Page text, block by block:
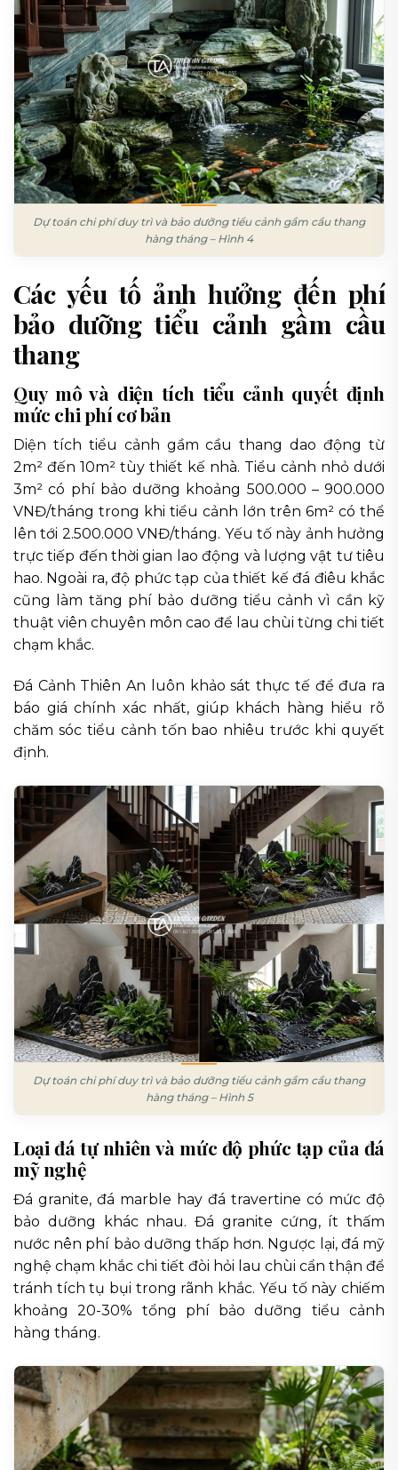
Dự toán chi phí duy trì và bảo dưỡng tiểu cảnh gầm cầu thang
hàng tháng – Hình 4
Các yếu tố ảnh hưởng đến phí
bảo dưỡng tiểu cảnh gầm cầu
thang
Quy mô và diện tích tiểu cảnh quyết định
mức chi phí cơ bản
Diện tích tiểu cảnh gầm cầu thang dao động từ
2m² đến 10m² tùy thiết kế nhà. Tiểu cảnh nhỏ dưới
3m² có phí bảo dưỡng khoảng 500.000 – 900.000
VNĐ/tháng trong khi tiểu cảnh lớn trên 6m² có thể
lên tới 2.500.000 VNĐ/tháng. Yếu tố này ảnh hưởng
trực tiếp đến thời gian lao động và lượng vật tư tiêu
hao. Ngoài ra, độ phức tạp của thiết kế đá điêu khắc
cũng làm tăng phí bảo dưỡng tiểu cảnh vì cần kỹ
thuật viên chuyên môn cao để lau chùi từng chi tiết
chạm khắc.
Đá Cảnh Thiên An luôn khảo sát thực tế để đưa ra
báo giá chính xác nhất, giúp khách hàng hiểu rõ
chăm sóc tiểu cảnh tốn bao nhiêu trước khi quyết
định.
Dự toán chi phí duy trì và bảo dưỡng tiểu cảnh gầm cầu thang
hàng tháng – Hình 5
Loại đá tự nhiên và mức độ phức tạp của đá
mỹ nghệ
Đá granite, đá marble hay đá travertine có mức độ
bảo dưỡng khác nhau. Đá granite cứng, ít thấm
nước nên phí bảo dưỡng thấp hơn. Ngược lại, đá mỹ
nghệ chạm khắc chi tiết đòi hỏi lau chùi cẩn thận để
tránh tích tụ bụi trong rãnh khắc. Yếu tố này chiếm
khoảng 20-30% tổng phí bảo dưỡng tiểu cảnh
hàng tháng.